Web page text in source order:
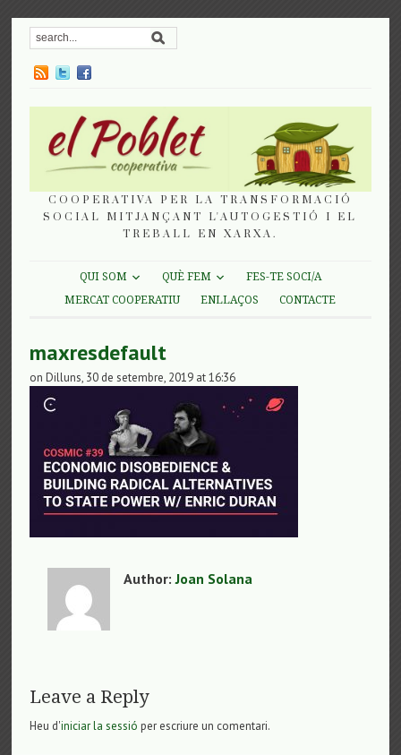
COOPERATIVA PER LA TRANSFORMACIÓ
SOCIAL MITJANÇANT L'AUTOGESTIÓ I EL
TREBALL EN XARXA.
QUI SOM QUÈ FEM
FES-TE SOCI/A
MERCAT COOPERATIU
ENLLAÇOS CONTACTE
maxresdefault
on Dilluns, 30 de setembre, 2019 at 16:36
Author:Joan Solana
Leave a Reply
Heu d'iniciar la sessió per escriure un comentari.